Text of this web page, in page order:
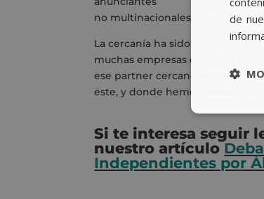
no multinacionales, que no
La cercanía ha sido muy
muchas empresas que deciden
ese partner cercano, empático
este, y donde hemos pasado de
Si te interesa seguir
nuestro artículo
Independientes por
de